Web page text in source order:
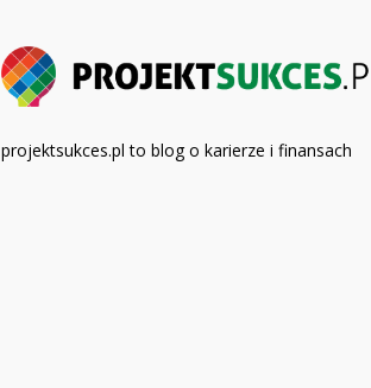
projektsukces.pl to blog o karierze i finansach